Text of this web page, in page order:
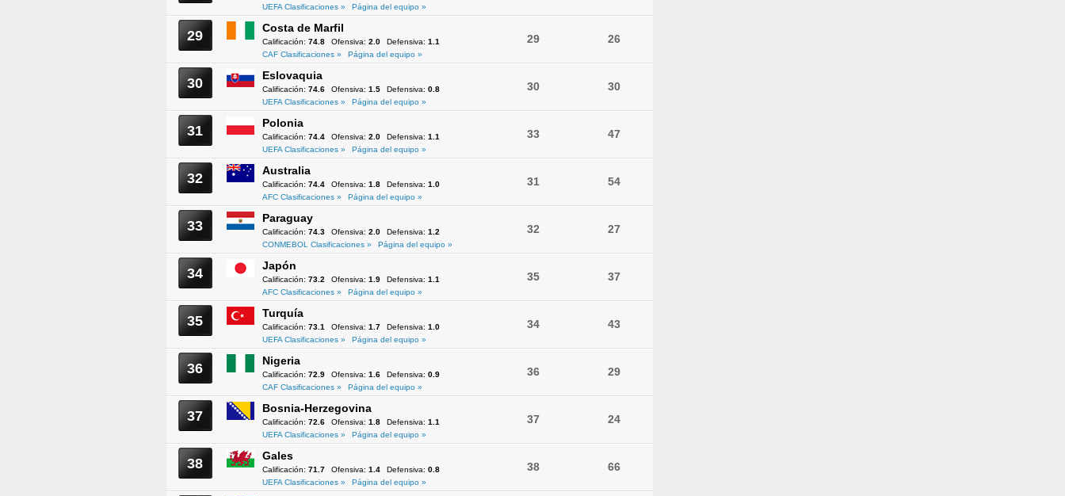
UEFA Clasificaciones »
Página del equipo »
29 Costa de Marfil
Calificación: 74.8 Ofensiva: 2.0 Defensiva: 1.1
CAF Clasificaciones »
Página del equipo »
29 26
30 Eslovaquia
Calificación: 74.6 Ofensiva: 1.5 Defensiva: 0.8
UEFA Clasificaciones »
Página del equipo »
30 30
31 Polonia
Calificación: 74.4 Ofensiva: 2.0 Defensiva: 1.1
UEFA Clasificaciones »
Página del equipo »
33 47
32 Australia
Calificación: 74.4 Ofensiva: 1.8 Defensiva: 1.0
AFC Clasificaciones »
Página del equipo »
31 54
33 Paraguay
Calificación: 74.3 Ofensiva: 2.0 Defensiva: 1.2
CONMEBOL Clasificaciones »
Página del equipo »
32 27
34 Japón
Calificación: 73.2 Ofensiva: 1.9 Defensiva: 1.1
AFC Clasificaciones »
Página del equipo »
35 37
35 Turquía
Calificación: 73.1 Ofensiva: 1.7 Defensiva: 1.0
UEFA Clasificaciones »
Página del equipo »
34 43
36 Nigeria
Calificación: 72.9 Ofensiva: 1.6 Defensiva: 0.9
CAF Clasificaciones »
Página del equipo »
36 29
37 Bosnia-Herzegovina
Calificación: 72.6 Ofensiva: 1.8 Defensiva: 1.1
UEFA Clasificaciones »
Página del equipo »
37 24
38 Gales
Calificación: 71.7 Ofensiva: 1.4 Defensiva: 0.8
UEFA Clasificaciones »
Página del equipo »
38 66